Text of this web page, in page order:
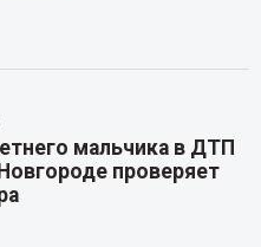
мальчика в ДТП
проверяет